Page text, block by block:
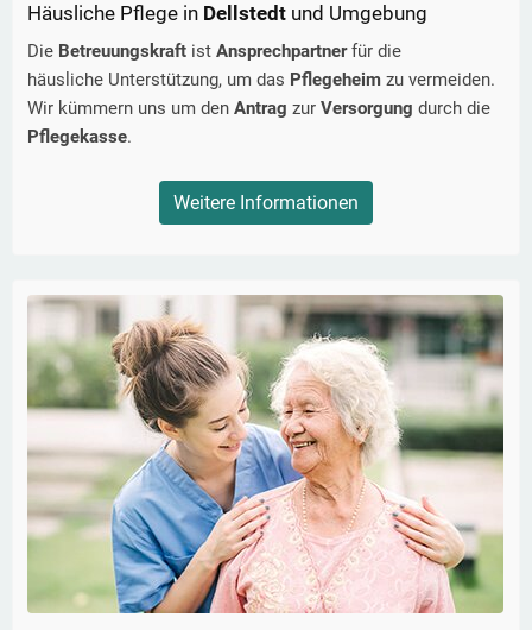
Häusliche Pflege in Dellstedt und Umgebung
Die Betreuungskraft ist Ansprechpartnerfür die
häusliche Unterstützung, um das Pflegeheim zu vermeiden.
Wir kümmern uns um den Antrag zur Versorgung durch die
Pflegekasse.
Weitere Informationen